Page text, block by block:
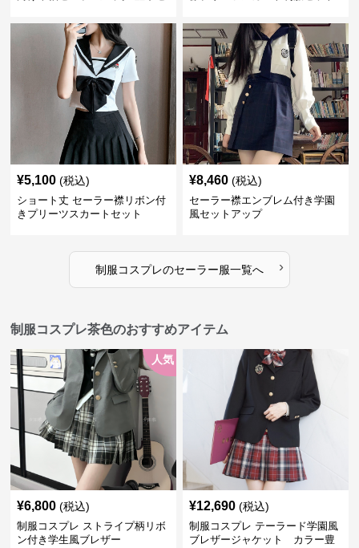
¥5,100 (税込)
ショート丈 セーラー襟リボン付
きプリーツスカートセット
¥8,460 (税込)
セーラー襟エンブレム付き学園
風セットアップ
制服コスプレのセーラー服一覧へ ›
制服コスプレ茶色のおすすめアイテム
人気
¥6,800 (税込)
制服コスプレ ストライプ柄リボ
ン付き学生風ブレザー
¥12,690 (税込)
制服コスプレ テーラード学園風
ブレザージャケット カラー豊